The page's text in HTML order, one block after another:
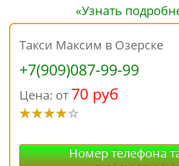
«Узнать
Такси Максим в Озерске
+7(909)087-99-99
Цена: от 70 руб
Номер телефона